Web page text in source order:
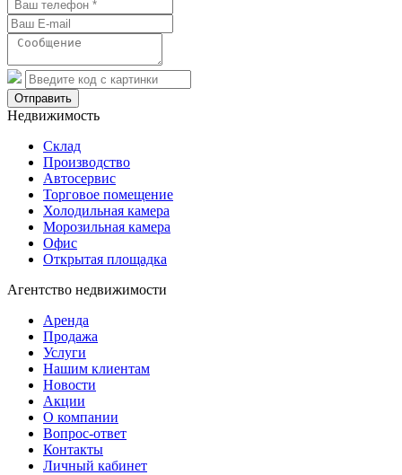
Отправить
Недвижимость
Склад
Производство
Автосервис
Торговое помещение
Холодильная камера
Морозильная камера
Офис
Открытая площадка
Агентство недвижимости
Аренда
Продажа
Услуги
Нашим клиентам
Новости
Акции
О компании
Вопрос-ответ
Контакты
Личный кабинет